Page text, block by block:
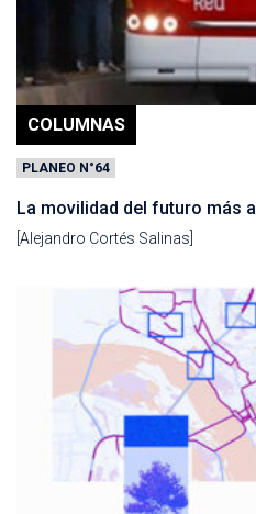
COLUMNAS
PLANEO N°64
La movilidad del futuro más
[Alejandro Cortés Salinas]